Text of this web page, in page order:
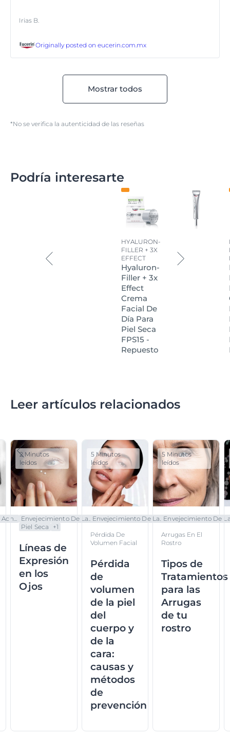
Irias B.
Originally posted on eucerin.com.mx
Mostrar todos
*No se verifica la autenticidad de las reseñas
Podría interesarte
HYALURON-
FILLER + 3X
EFFECT
Hyaluron-
Filler + 3x
Effect
Crema
Facial De
Día Para
Piel Seca
FPS15 -
Repuesto
Leer artículos relacionados
Envejecimiento De La...
Piel Seca
+1
Líneas de
Expresión
en los
Ojos
2 Minutos
leídos
Envejecimiento De La...
Pérdida De
Volumen Facial
Pérdida
de
volumen
de la piel
del
cuerpo y
de la
cara:
causas y
métodos
de
prevención
5 Minutos
leídos
Envejecimiento De
Arrugas En El
Rostro
Tipos de
Tratamientos
para las
Arrugas
de tu
rostro
5 Minutos
leídos